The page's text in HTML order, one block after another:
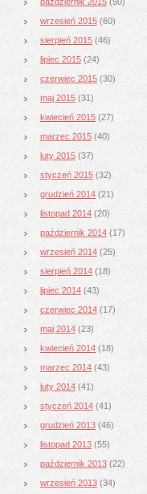
wrzesień 2015 (60)
sierpień 2015 (46)
lipiec 2015 (24)
czerwiec 2015 (30)
maj 2015 (31)
kwiecień 2015 (27)
marzec 2015 (40)
luty 2015 (37)
styczeń 2015 (32)
grudzień 2014 (21)
listopad 2014 (20)
październik 2014 (17)
wrzesień 2014 (25)
sierpień 2014 (18)
lipiec 2014 (43)
czerwiec 2014 (17)
maj 2014 (23)
kwiecień 2014 (18)
marzec 2014 (43)
luty 2014 (41)
styczeń 2014 (41)
grudzień 2013 (46)
listopad 2013 (55)
październik 2013 (22)
wrzesień 2013 (34)